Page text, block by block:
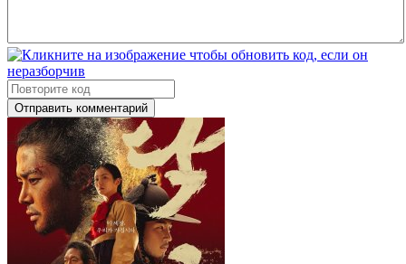
Отправить комментарий